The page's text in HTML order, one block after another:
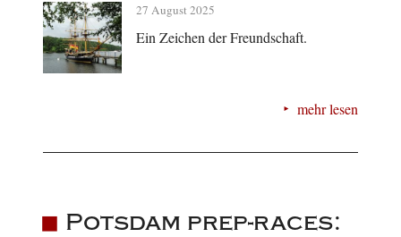
27 August 2025
Ein Zeichen der Freundschaft.
mehr lesen
Potsdam prep-races: